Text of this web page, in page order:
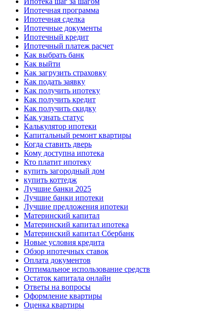
Ипотечная программа
Ипотечная сделка
Ипотечные документы
Ипотечный кредит
Ипотечный платеж расчет
Как выбрать банк
Как выйти
Как загрузить страховку
Как подать заявку
Как получить ипотеку
Как получить кредит
Как получить скидку
Как узнать статус
Калькулятор ипотеки
Капитальный ремонт квартиры
Когда ставить дверь
Кому доступна ипотека
Кто платит ипотеку
купить загородный дом
купить коттедж
Лучшие банки 2025
Лучшие банки ипотеки
Лучшие предложения ипотеки
Материнский капитал
Материнский капитал ипотека
Материнский капитал Сбербанк
Новые условия кредита
Обзор ипотечных ставок
Оплата документов
Оптимальное использование средств
Остаток капитала онлайн
Ответы на вопросы
Оформление квартиры
Оценка квартиры